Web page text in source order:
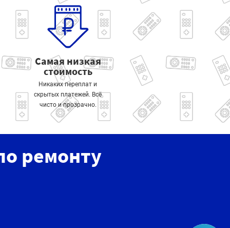
Самая низкая
стоимость
Никаких переплат и
скрытых платежей. Всё
чисто и прозрачно.
ремонту